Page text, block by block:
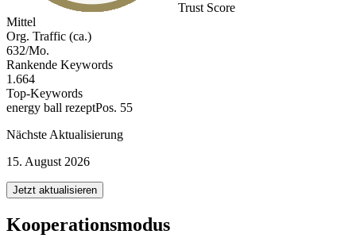
Trust Score
Mittel
Org. Traffic (ca.)
632/Mo.
Rankende Keywords
1.664
Top-Keywords
energy ball rezeptPos. 55
Nächste Aktualisierung
15. August 2026
Jetzt aktualisieren
Kooperationsmodus